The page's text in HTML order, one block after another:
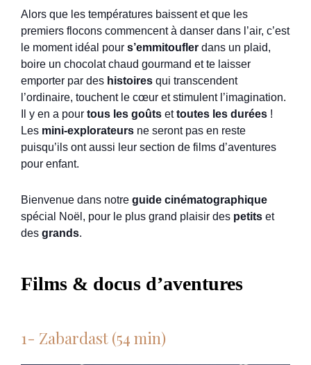
Alors que les températures baissent et que les
premiers flocons commencent à danser dans l’air, c’est
le moment idéal pour s’emmitoufler dans un plaid,
boire un chocolat chaud gourmand et te laisser
emporter par des histoires qui transcendent
l’ordinaire, touchent le cœur et stimulent l’imagination.
Il y en a pour tous les goûts ettoutes les durées !
Les mini-explorateurs ne seront pas en reste
puisqu’ils ont aussi leur section de films d’aventures
pour enfant.
Bienvenue dans notre guide cinématographique
spécial Noël, pour le plus grand plaisir des petits et
des grands.
Films & docus d’aventures
1- Zabardast (54 min)